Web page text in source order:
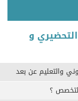
و
والتعليم عن بعد
؟